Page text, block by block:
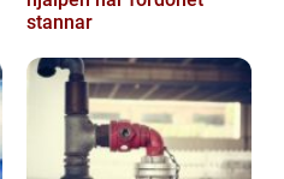
stannar